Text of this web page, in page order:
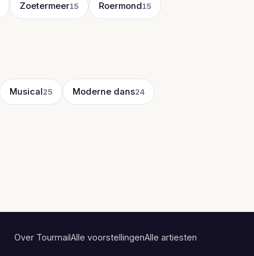
Zoetermeer15 Roermond15
Musical25 Moderne dans24
Over TourmailAlle voorstellingenAlle artiesten